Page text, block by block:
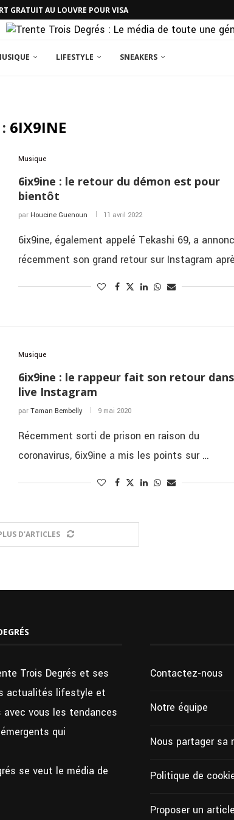
GRATUIT AU LOUVRE POUR VISA
LIFESTYLE SNEAKERS
6IX9INE
Musique
6ix9ine : le retour du démon est pour
bientôt
par Houcine Guenoun 11 avril 2022
6ix9ine, également appelé Tekashi 69, a
récemment son grand retour sur Instagram
Musique
6ix9ine : le rappeur fait son retour
live Instagram
par Taman Bembelly 9 mai 2020
Récemment sorti de prison en raison du
coronavirus, 6ix9ine a mis les points sur …
D'ARTICLES
Trois Degrés et ses
actualités lifestyle et
vous les tendances
qui
se veut le média de
Contactez-nous
Notre équipe
Nous partager sa
Politique de
Proposer un article